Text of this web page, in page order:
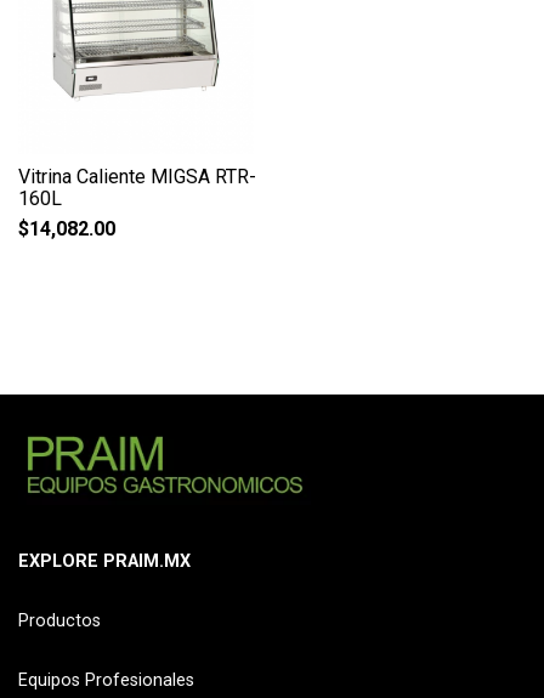
Vitrina Caliente MIGSA RTR-
160L
$14,082.00
EXPLORE PRAIM.MX
Productos
Equipos Profesionales